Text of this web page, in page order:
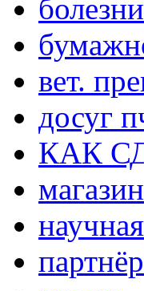
вет.
досуг
КАК